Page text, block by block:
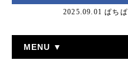
2025.09.01 ぱち
MENU ▼